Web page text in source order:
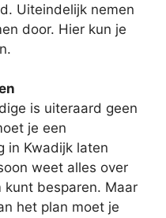
Uiteindelijk nemen
door. Hier kun je
is uiteraard geen
je een
in Kwadijk laten
weet alles over
kunt besparen. Maar
het plan moet je